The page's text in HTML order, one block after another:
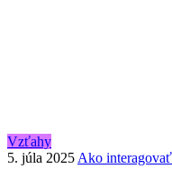
Vzťahy
5. júla 2025 Ako